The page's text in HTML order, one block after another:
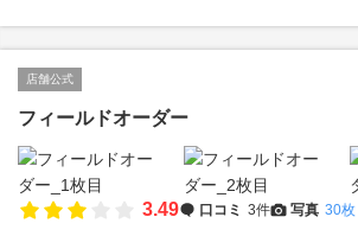
店舗公式
フィールドオーダー
3.49 口コミ 3件 写真 30枚